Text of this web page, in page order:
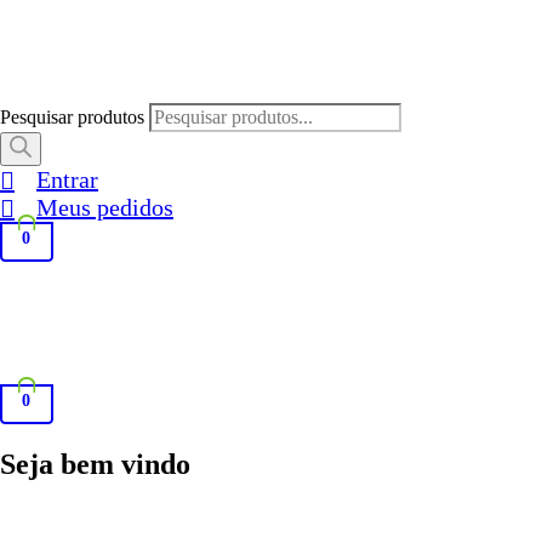
Pesquisar produtos
Entrar
Meus pedidos
0
0
Seja bem vindo